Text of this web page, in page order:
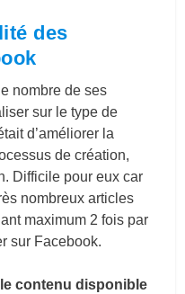
des
nombre de ses
sur le type de
d’améliorer la
de création,
Difficile pour eux car
nombreux articles
maximum 2 fois par
sur Facebook.
contenu disponible